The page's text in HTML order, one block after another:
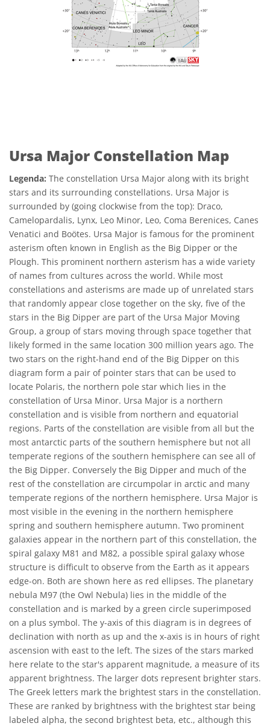
Ursa Major Constellation Map
Legenda: The constellation Ursa Major along with its bright
stars and its surrounding constellations. Ursa Major is
surrounded by (going clockwise from the top): Draco,
Camelopardalis, Lynx, Leo Minor, Leo, Coma Berenices, Canes
Venatici and Boötes. Ursa Major is famous for the prominent
asterism often known in English as the Big Dipper or the
Plough. This prominent northern asterism has a wide variety
of names from cultures across the world. While most
constellations and asterisms are made up of unrelated stars
that randomly appear close together on the sky, five of the
stars in the Big Dipper are part of the Ursa Major Moving
Group, a group of stars moving through space together that
likely formed in the same location 300 million years ago. The
two stars on the right-hand end of the Big Dipper on this
diagram form a pair of pointer stars that can be used to
locate Polaris, the northern pole star which lies in the
constellation of Ursa Minor. Ursa Major is a northern
constellation and is visible from northern and equatorial
regions. Parts of the constellation are visible from all but the
most antarctic parts of the southern hemisphere but not all
temperate regions of the southern hemisphere can see all of
the Big Dipper. Conversely the Big Dipper and much of the
rest of the constellation are circumpolar in arctic and many
temperate regions of the northern hemisphere. Ursa Major is
most visible in the evening in the northern hemisphere
spring and southern hemisphere autumn. Two prominent
galaxies appear in the northern part of this constellation, the
spiral galaxy M81 and M82, a possible spiral galaxy whose
structure is difficult to observe from the Earth as it appears
edge-on. Both are shown here as red ellipses. The planetary
nebula M97 (the Owl Nebula) lies in the middle of the
constellation and is marked by a green circle superimposed
on a plus symbol. The y-axis of this diagram is in degrees of
declination with north as up and the x-axis is in hours of right
ascension with east to the left. The sizes of the stars marked
here relate to the star's apparent magnitude, a measure of its
apparent brightness. The larger dots represent brighter stars.
The Greek letters mark the brightest stars in the constellation.
These are ranked by brightness with the brightest star being
labeled alpha, the second brightest beta, etc., although this